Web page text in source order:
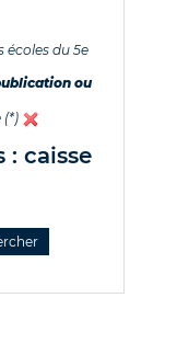
écoles du 5e
ou
(*)